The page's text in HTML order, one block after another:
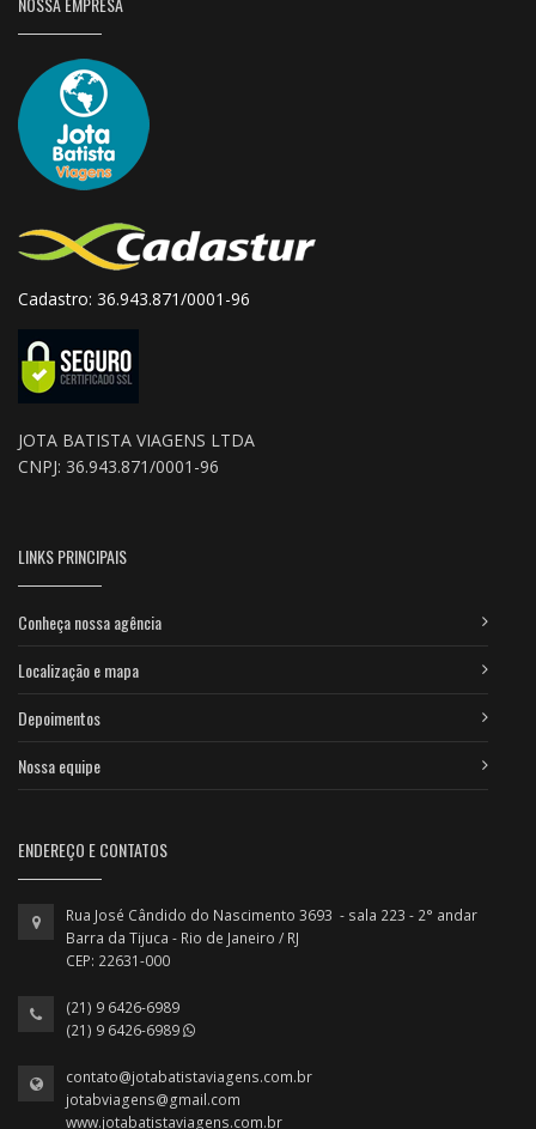
Cadastro: 36.943.871/0001-96
JOTA BATISTA VIAGENS LTDA
CNPJ: 36.943.871/0001-96
LINKS PRINCIPAIS
Conheça nossa agência
Localização e mapa
Depoimentos
Nossa equipe
ENDEREÇO E CONTATOS
Rua José Cândido do Nascimento 3693 - sala 223 - 2° andar
Barra da Tijuca - Rio de Janeiro / RJ
CEP: 22631-000
(21) 9 6426-6989
(21) 9 6426-6989
contato@jotabatistaviagens.com.br
jotabviagens@gmail.com
www.jotabatistaviagens.com.br